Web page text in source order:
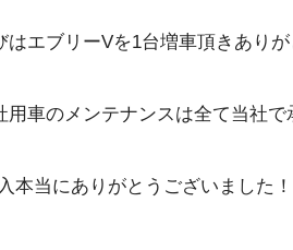
はエブリーVを1台増車頂きありが
用車のメンテナンスは全て当社
本当にありがとうございました！